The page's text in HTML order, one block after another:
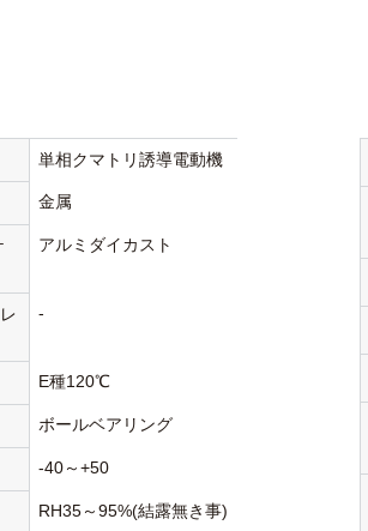
単相クマトリ誘導電動機
金属
アルミダイカスト
-
E種120℃
ボールベアリング
-40～+50
RH35～95%(結露無き事)